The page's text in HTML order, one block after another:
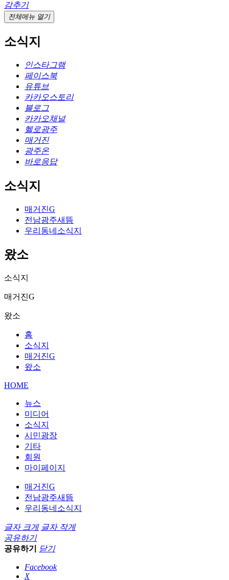
감추기
전체메뉴 열기
소식지
인스타그램
페이스북
유튜브
카카오스토리
블로그
카카오채널
헬로광주
매거진
광주온
바로응답
소식지
매거진G
전남광주새뜸
우리동네소식지
왔소
소식지
매거진G
왔소
홈
소식지
매거진G
왔소
HOME
뉴스
미디어
소식지
시민광장
기타
회원
마이페이지
매거진G
전남광주새뜸
우리동네소식지
글자 크게 글자 작게
공유하기
공유하기
닫기
Facebook
X